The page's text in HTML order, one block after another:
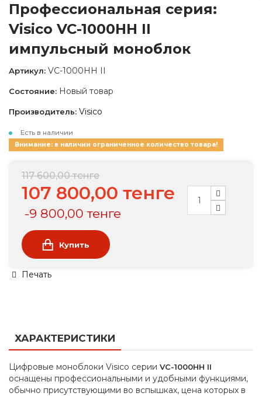
Профессиональная серия:
Visico VC-1000HH II
импульсный моноблок
Артикул: VC-1000HH II
Состояние: Новый товар
Производитель: Visico
Есть в наличии
Внимание: в наличии ограниченное количество товара!
117 600,00 тенге
107 800,00 тенге
-9 800,00 тенге
Купить
Печать
ХАРАКТЕРИСТИКИ
Цифровые моноблоки Visico серии VC-1000HH II
оснащены профессиональными и удобными функциями,
обычно присутствующими во вспышках, цена которых в